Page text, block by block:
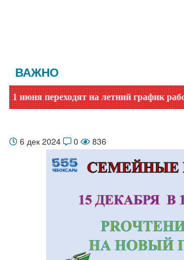
ВАЖНО
на летний график работы.
6 дек 2024 0 836